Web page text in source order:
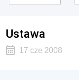
Ustawa
17 cze 2008